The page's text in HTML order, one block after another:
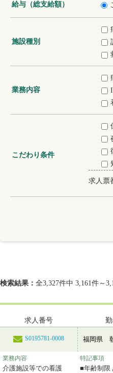
給与（総支給額）
施設種別
業務内容
こだわり条件
求人票
検索結果： 全3,327件中 3,161件～
求人番号
S0195781-0008 福岡県
業務内容
介護施設等での看護
特記事項
■年齢制限